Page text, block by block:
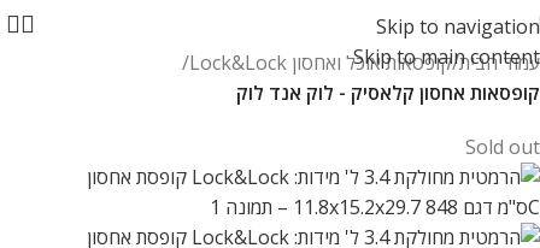
Skip to navigation
Skip to main content
עמוד הבית קופסאות אוכל ואחסון Lock&Lock
קופסאות אחסון קלאסיק - לוק אנד לוק
Sold out